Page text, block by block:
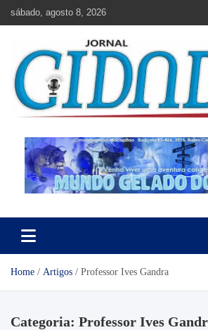
sábado, agosto 8, 2026
Jornal Cidades da
Home Artigos Professor Ives Gandra
Categoria: Professor Ives